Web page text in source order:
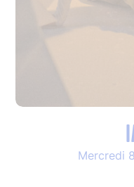
Mercredi